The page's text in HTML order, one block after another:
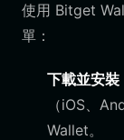
使用 Bitget
單：
下載並安裝
（iOS、
Wallet。